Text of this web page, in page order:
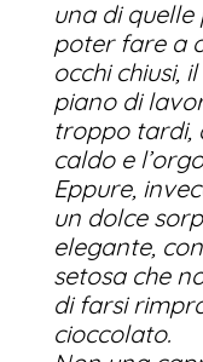
una di
poter fare a
occhi chiusi,
piano di
troppo tardi,
caldo e
Eppure,
un dolce
elegante,
setosa che
di farsi
cioccolato.